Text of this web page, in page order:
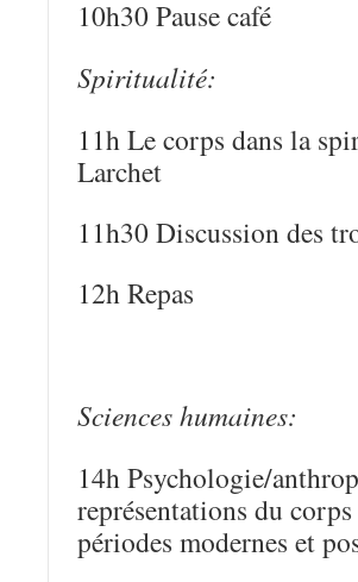
10h30 Pause café
Spiritualité:
11h Le corps dans la
Larchet
11h30 Discussion des
12h Repas
Sciences humaines:
14h Psychologie/
représentations du
périodes modernes et